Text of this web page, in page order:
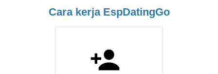
Cara kerja EspDatingGo